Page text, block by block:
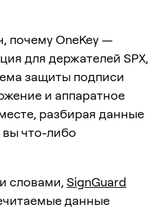
почему OneKey —
для держателей SPX,
защиты подписи
и аппаратное
разбирая данные
вы что-либо
словами, SignGuard
данные